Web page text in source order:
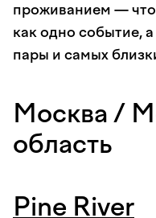
проживанием —
как одно событие,
пары и самых
Москва /
область
Pine River